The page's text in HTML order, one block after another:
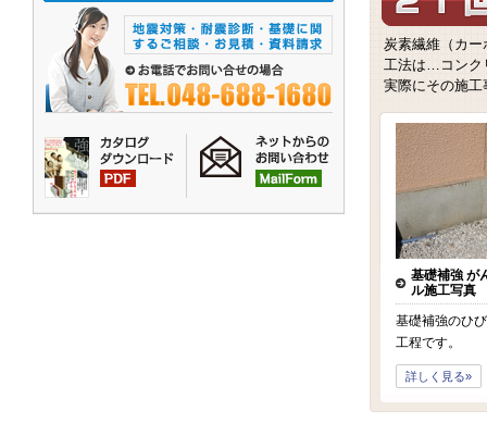
紀
材!
炭素繊維（カ
工法は…コンク
実際にその施
基礎補強 が
ル施工写真
基礎補強のひ
工程です。
詳しく見る»